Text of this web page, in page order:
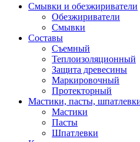
Смывки и обезжириватели
Обезжириватели
Смывки
Составы
Съемный
Теплоизоляционный
Защита древесины
Маркировочный
Протекторный
Мастики, пасты,
Мастики
Пасты
Шпатлевки